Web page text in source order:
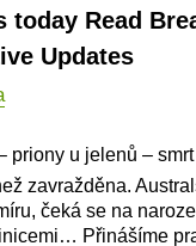
Read
Updates
priony u jelenů –
zavražděna.
čeká se na
Přinášíme